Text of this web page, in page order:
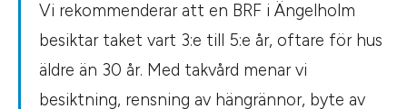
Vi rekommenderar att en BRF i Ängelholm
besiktar taket vart 3:e till 5:e år, oftare för hus
äldre än 30 år. Med takvård menar vi
besiktning, rensning av hängrännor, byte av